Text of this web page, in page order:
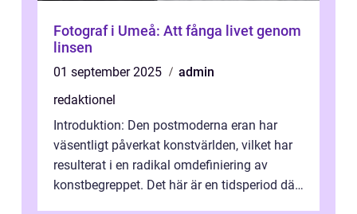
Fotograf i Umeå: Att fånga livet genom
linsen
01 september 2025
admin
redaktionel
Introduktion: Den postmoderna eran har
väsentligt påverkat konstvärlden, vilket har
resulterat i en radikal omdefiniering av
konstbegreppet. Det här är en tidsperiod där